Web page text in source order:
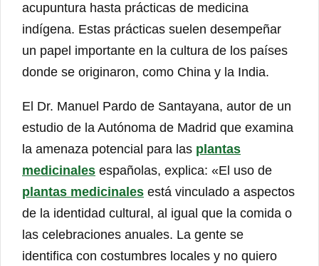
acupuntura hasta prácticas de medicina
indígena. Estas prácticas suelen desempeñar
un papel importante en la cultura de los países
donde se originaron, como China y la India.
El Dr. Manuel Pardo de Santayana, autor de un
estudio de la Autónoma de Madrid que examina
la amenaza potencial para las plantas
medicinales españolas, explica: «El uso de
plantas medicinales está vinculado a aspectos
de la identidad cultural, al igual que la comida o
las celebraciones anuales. La gente se
identifica con costumbres locales y no quiero